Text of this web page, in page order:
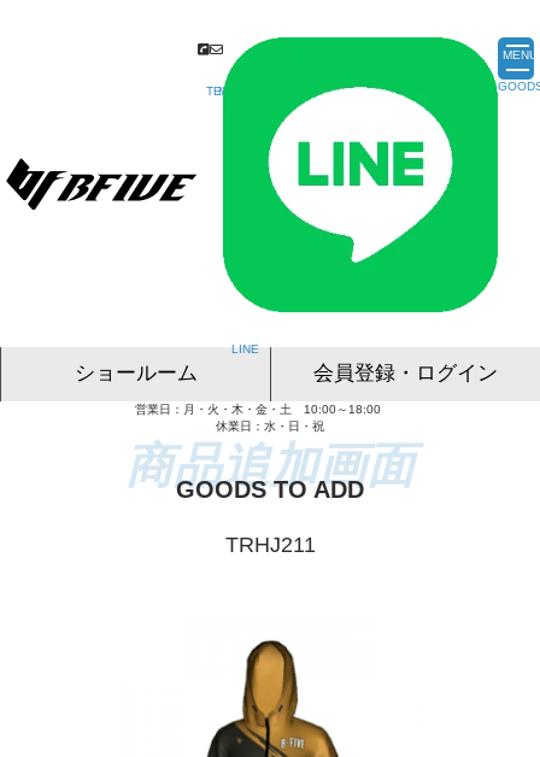
MENU
ショールーム
東京ショールーム
名古屋ショールーム
大阪ショールーム
福岡ショールーム
会員登録・ログイン
営業日：月・火・木・金・土 10:00～18:00
休業日：水・日・祝
GOODS TO ADD
TRHJ211